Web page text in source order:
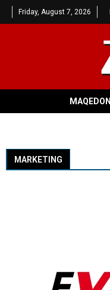
Friday, August 7, 2026
MAQEDONI
MARKETING